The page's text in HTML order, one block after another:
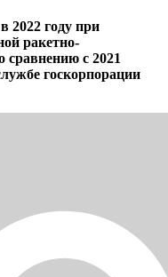
2022 году при
ракетно-
сравнению с 2021
госкорпорации